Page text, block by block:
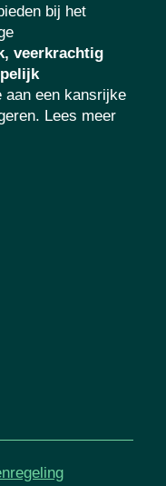
bij het
veerkrachtig
aan een kansrijke
Lees meer